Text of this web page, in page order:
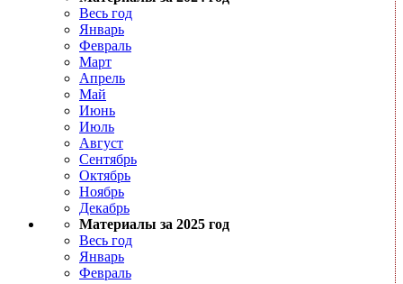
Весь год
Январь
Февраль
Март
Апрель
Май
Июнь
Июль
Август
Сентябрь
Октябрь
Ноябрь
Декабрь
Материалы за 2025 год
Весь год
Январь
Февраль